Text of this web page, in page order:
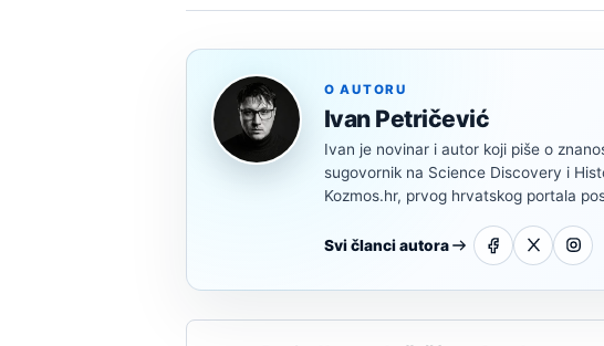
O AUTORU
Ivan Petričević
Ivan je novinar i autor koji piše o
sugovornik na Science Discovery i
Kozmos.hr, prvog hrvatskog portala
Svi članci autora